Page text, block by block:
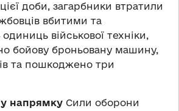
доби, загарбники втратили
вбитими та
військової техніки,
бойову броньовану машину,
та пошкоджено три
напрямку Сили оборони